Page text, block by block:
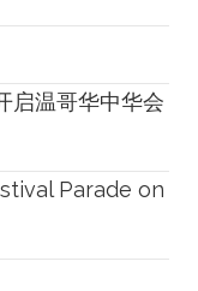
启温哥华中华会
Parade on